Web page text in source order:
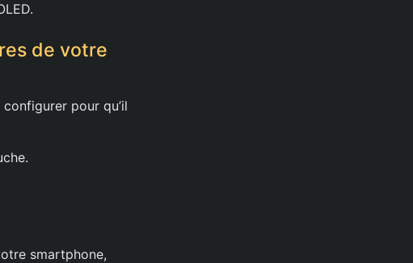
de votre
pour qu’il
smartphone,